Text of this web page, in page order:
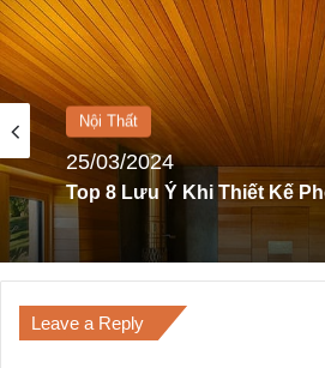
Nội Thất
25/03/2024
Nội Thất
08/01/2024
Top 20 Mẫu Thiết Kế Nội
Ấn Tượng Nhất
Leave a Reply